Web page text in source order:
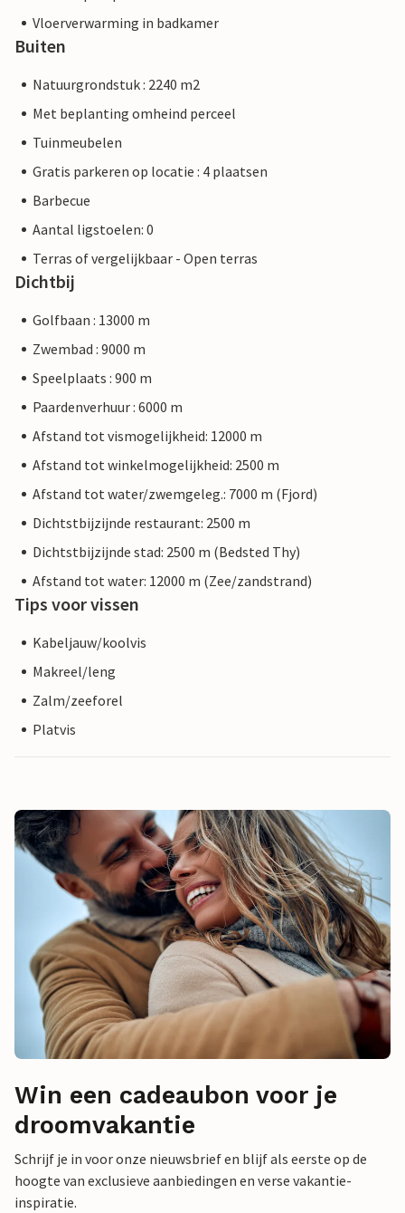
Vloerverwarming in badkamer
Buiten
Natuurgrondstuk : 2240 m2
Met beplanting omheind perceel
Tuinmeubelen
Gratis parkeren op locatie : 4 plaatsen
Barbecue
Aantal ligstoelen: 0
Terras of vergelijkbaar - Open terras
Dichtbij
Golfbaan : 13000 m
Zwembad : 9000 m
Speelplaats : 900 m
Paardenverhuur : 6000 m
Afstand tot vismogelijkheid: 12000 m
Afstand tot winkelmogelijkheid: 2500 m
Afstand tot water/zwemgeleg.: 7000 m (Fjord)
Dichtstbijzijnde restaurant: 2500 m
Dichtstbijzijnde stad: 2500 m (Bedsted Thy)
Afstand tot water: 12000 m (Zee/zandstrand)
Tips voor vissen
Kabeljauw/koolvis
Makreel/leng
Zalm/zeeforel
Platvis
Win een cadeaubon voor je
droomvakantie
Schrijf je in voor onze nieuwsbrief en blijf als eerste op de
hoogte van exclusieve aanbiedingen en verse vakantie-
inspiratie.